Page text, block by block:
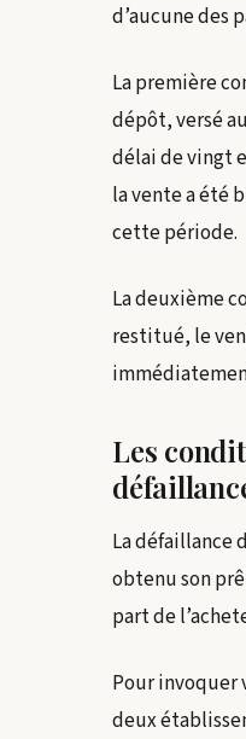
d’aucune des
La première
dépôt, versé
délai de vingt
la vente a été
cette période.
La deuxième
restitué, le
Les
La défaillance
obtenu son
part de
Pour invoquer
deux